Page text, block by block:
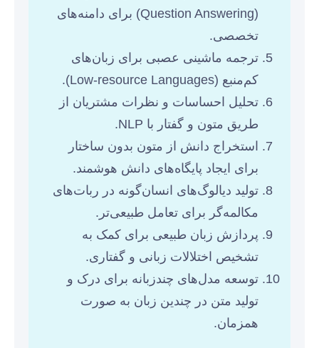
(Question Answering) برای دامنه‌های
تخصصی.
ترجمه ماشینی عصبی برای زبان‌های
کم‌منبع (Low-resource Languages).
تحلیل احساسات و نظرات مشتریان از
طریق متون و گفتار با NLP.
استخراج دانش از متون بدون ساختار
برای ایجاد پایگاه‌های دانش هوشمند.
تولید دیالوگ‌های انسان‌گونه در ربات‌های
مکالمه‌گر برای تعامل طبیعی‌تر.
پردازش زبان طبیعی برای کمک به
تشخیص اختلالات زبانی و گفتاری.
توسعه مدل‌های چندزبانه برای درک و
تولید متن در چندین زبان به صورت
همزمان.